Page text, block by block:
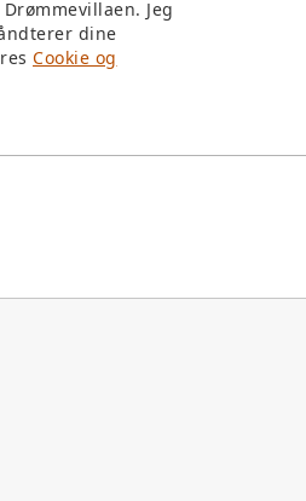
Jeg
dine
Cookie og